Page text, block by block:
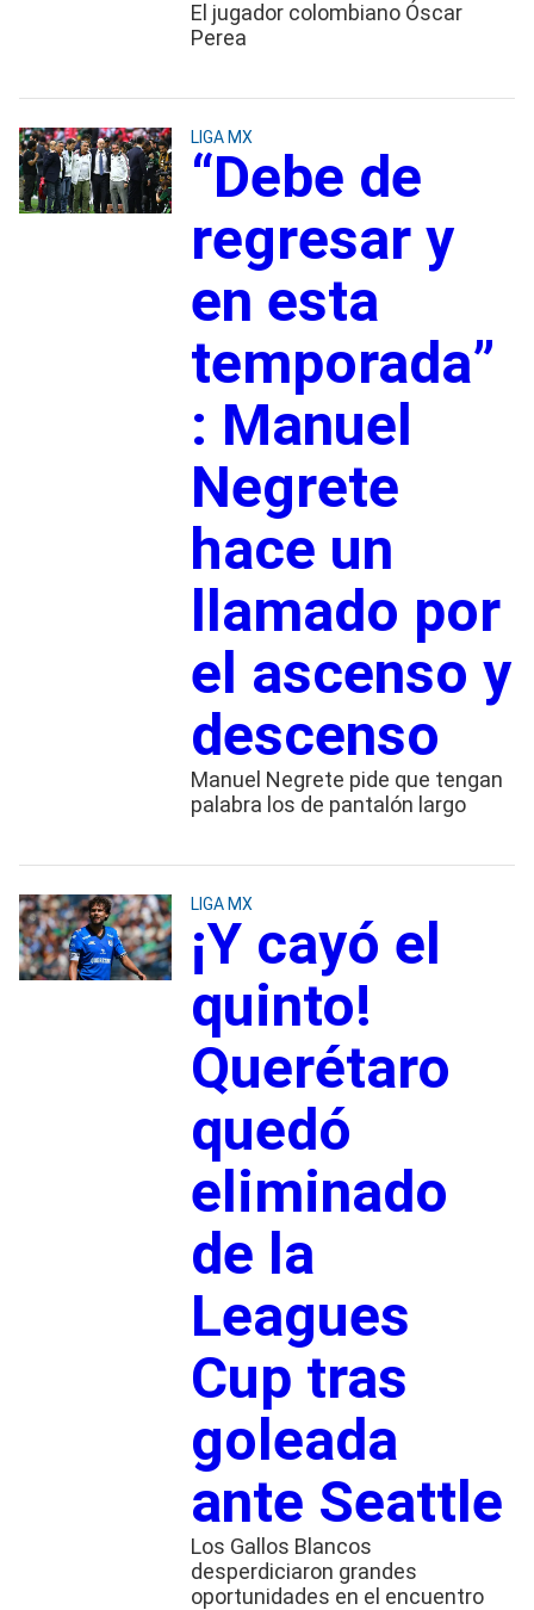
El jugador colombiano Óscar
Perea
LIGA MX
“Debe de
regresar y
en esta
temporada”
: Manuel
Negrete
hace un
llamado por
el ascenso y
descenso
Manuel Negrete pide que tengan
palabra los de pantalón largo
LIGA MX
¡Y cayó el
quinto!
Querétaro
quedó
eliminado
de la
Leagues
Cup tras
goleada
ante Seattle
Los Gallos Blancos
desperdiciaron grandes
oportunidades en el encuentro